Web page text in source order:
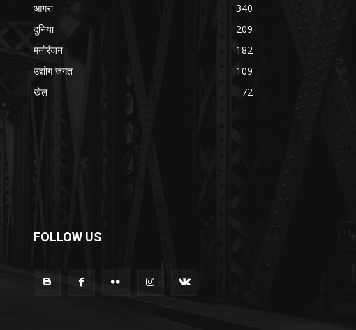
आगरा
340
दुनिया
209
मनोरंजन
182
उद्योग जगत
109
खेल
72
FOLLOW US